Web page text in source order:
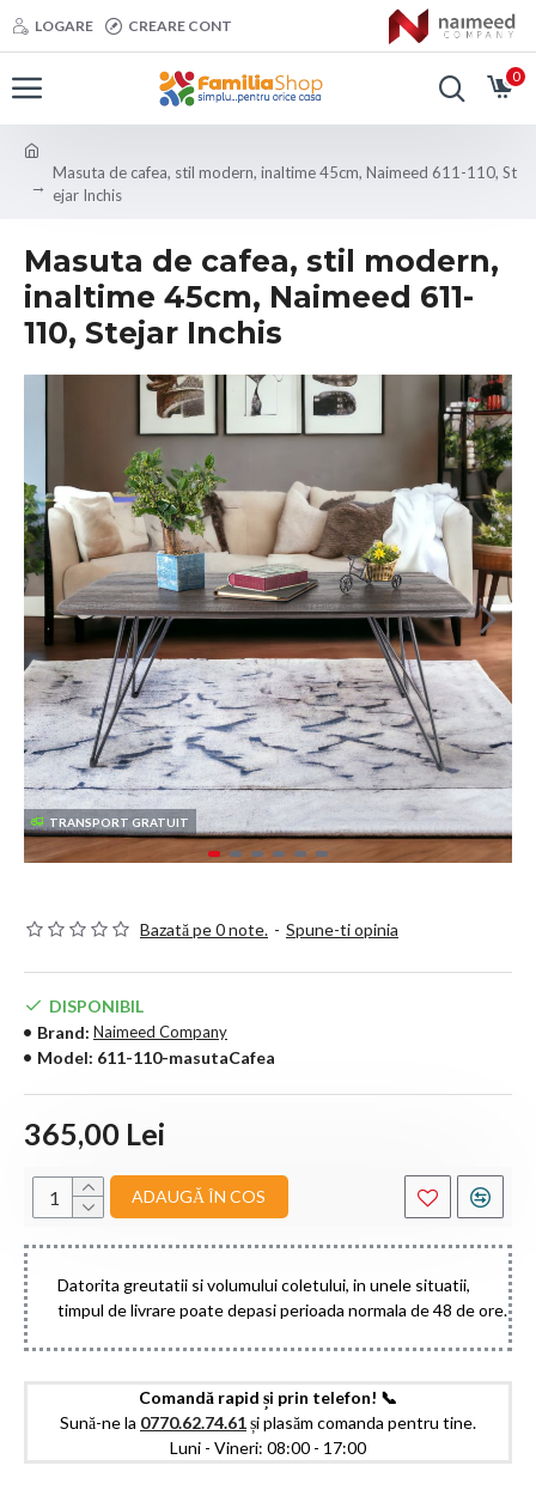
LOGARE CREARE CONT
0
Masuta de cafea, stil modern, inaltime 45cm, Naimeed 611-110, St
ejar Inchis
Masuta de cafea, stil modern,
inaltime 45cm, Naimeed 611-
110, Stejar Inchis
TRANSPORT GRATUIT
Bazată pe 0 note. - Spune-ti opinia
365,00 Lei
DISPONIBIL
Brand: Naimeed Company
Model: 611-110-masutaCafea
ADAUGĂ ÎN COS
Datorita greutatii si volumului coletului, in unele situatii,
timpul de livrare poate depasi perioada normala de 48 de ore.
Comandă rapid și prin telefon! 📞
Sună-ne la 0770.62.74.61și plasăm comanda pentru tine.
Luni - Vineri: 08:00 - 17:00